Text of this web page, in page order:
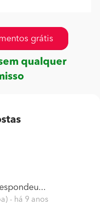
grátis
qualquer
- há 9 anos